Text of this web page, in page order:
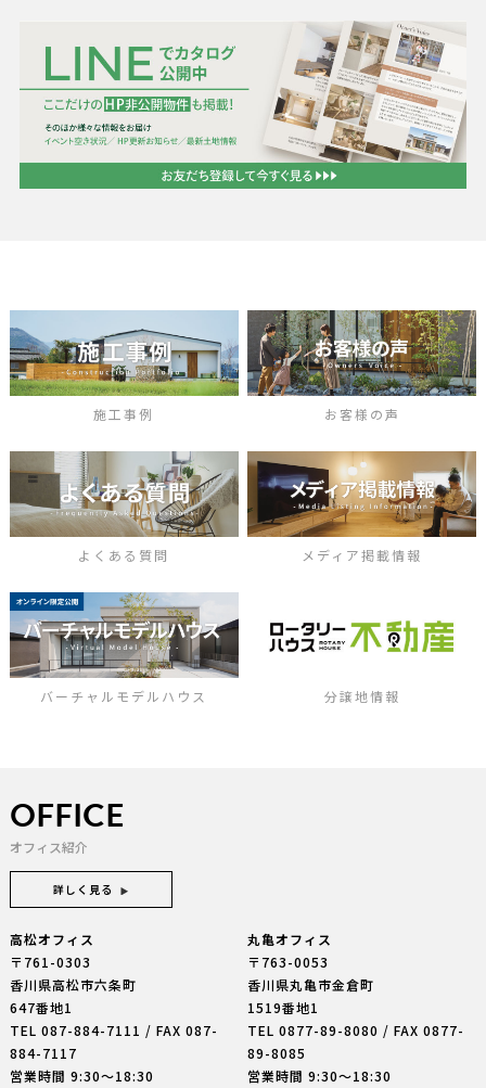
施工事例 お客様の声
よくある質問 メディア掲載情報
バーチャルモデルハウス 分譲地情報
OFFICE
オフィス紹介
詳しく見る
高松オフィス
〒761-0303
香川県高松市六条町
647番地1
TEL 087-884-7111 / FAX 087-
884-7117
営業時間 9:30〜18:30
丸亀オフィス
〒763-0053
香川県丸亀市金倉町
1519番地1
TEL0877-89-8080 / FAX 0877-
89-8085
営業時間 9:30〜18:30